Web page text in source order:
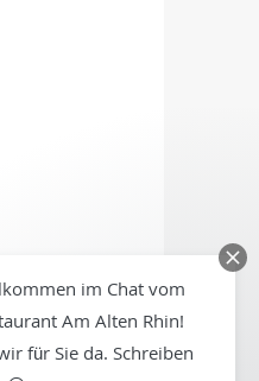
im Chat vom
Am Alten Rhin!
für Sie da. Schreiben